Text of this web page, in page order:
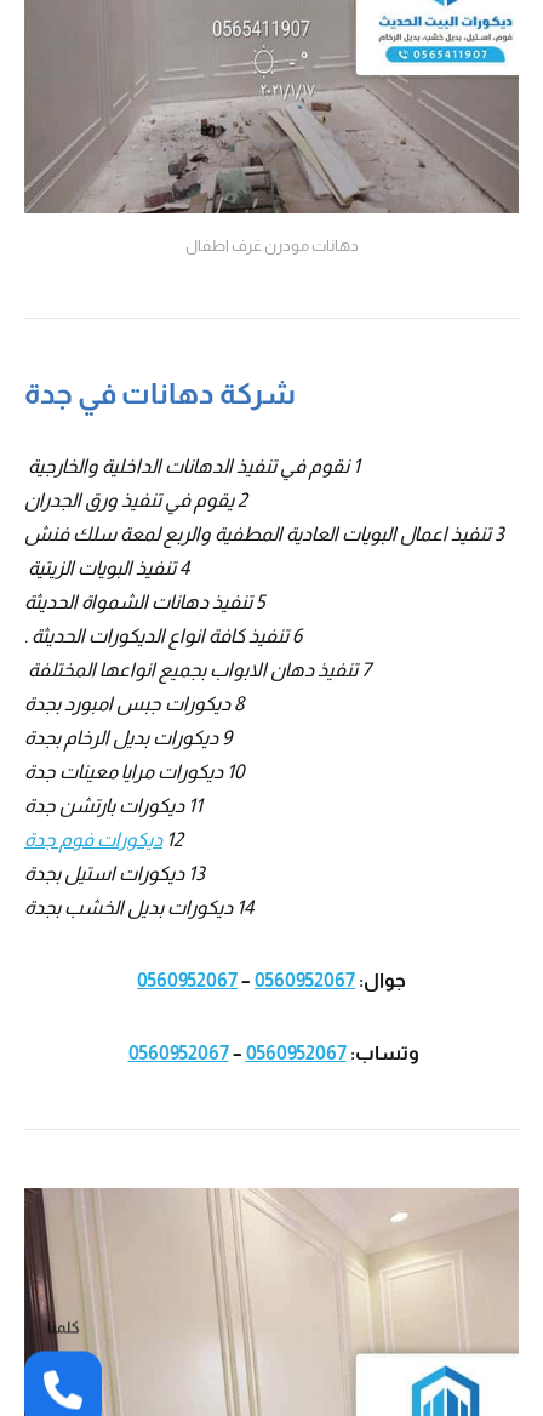
دهانات مودرن غرف اطفال
شركة دهانات في جدة
1 نقوم في تنفيذ الدهانات الداخلية والخارجية‎ ‎
2 يقوم في تنفيذ ورق الجدران
3 تنفيذ اعمال البويات العادية المطفية والربع لمعة سلك فنش
4 تنفيذ البويات الزيتية‎ ‎
5 تنفيذ دهانات الشمواة الحديثة
6 تنفيذ كافة انواع الديكورات الحديثة .
7 تنفيذ دهان الابواب بجميع انواعها المختلفة ‎
8 ديكورات جبس امبورد بجدة
9 ديكورات بديل الرخام بجدة
10 ديكورات مرايا معينات جدة
11 ديكورات بارتشن جدة
12 ديكورات فوم جدة
13 ديكورات استيل بجدة
14 ديكورات بديل الخشب بجدة
جوال: 0560952067
–
0560952067
وتساب:0560952067
–
0560952067
كلمنا